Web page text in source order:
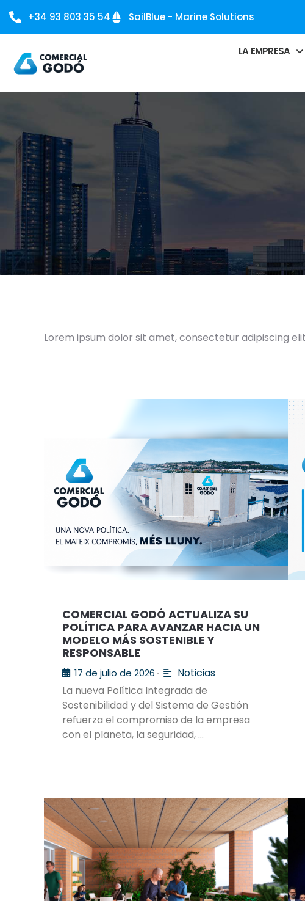
+34 93 803 35 54 SailBlue - Marine Solutions
LA EMPRESA
Lorem ipsum dolor sit amet, consectetur adipiscing
COMERCIAL GODÓ ACTUALIZA SU
POLÍTICA PARA AVANZAR HACIA UN
MODELO MÁS SOSTENIBLE Y
RESPONSABLE
17 de julio de 2026 •
Noticias
La nueva Política Integrada de
Sostenibilidad y del Sistema de Gestión
refuerza el compromiso de la empresa
con el planeta, la seguridad, …